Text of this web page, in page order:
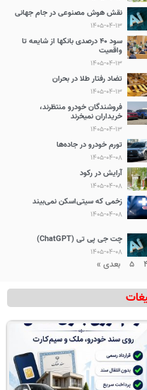
نقش هوش مصنوعی در جام جهانی
1405-04-13
سود 40 درصدی بانکها از شایعه تا
واقعیت
1405-04-13
تضاد رفتار طلا در بحران
1405-04-13
فروشندگان خودرو منتظرند،
خریداران نمیخرند
1405-04-13
تورم خودرو در جاده‌ها
1405-04-08
آرایش در رکود
1405-04-08
زخمی که سیتی‌اسکن نمی‌بیند
1405-04-08
چت جی پی تی (ChatGPT)
1405-04-08
5 بعدی »